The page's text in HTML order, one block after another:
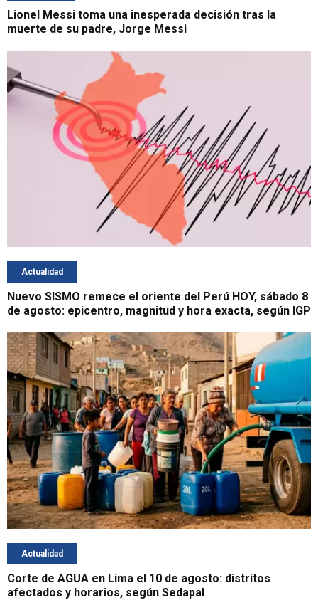
Lionel Messi toma una inesperada decisión tras la
muerte de su padre, Jorge Messi
Actualidad
Nuevo SISMO remece el oriente del Perú HOY, sábado 8
de agosto: epicentro, magnitud y hora exacta, según IGP
Actualidad
Corte de AGUA en Lima el 10 de agosto: distritos
afectados y horarios, según Sedapal